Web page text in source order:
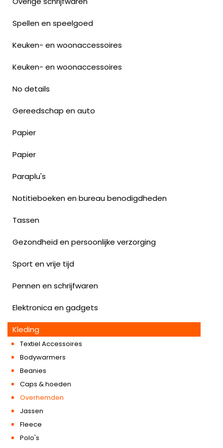
Spellen en speelgoed
Keuken- en woonaccessoires
Keuken- en woonaccessoires
No details
Gereedschap en auto
Papier
Papier
Paraplu's
Notitieboeken en bureau benodigdheden
Tassen
Gezondheid en persoonlijke verzorging
Sport en vrije tijd
Pennen en schrijfwaren
Elektronica en gadgets
Kleding
Textiel Accessoires
Bodywarmers
Beanies
Caps & hoeden
Overhemden
Jassen
Fleece
Polo's